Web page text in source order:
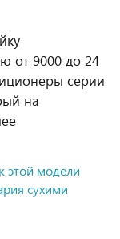
от 9000 до 24
серии
на
этой модели
сухими